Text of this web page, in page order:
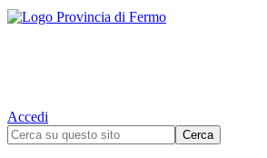
Accedi